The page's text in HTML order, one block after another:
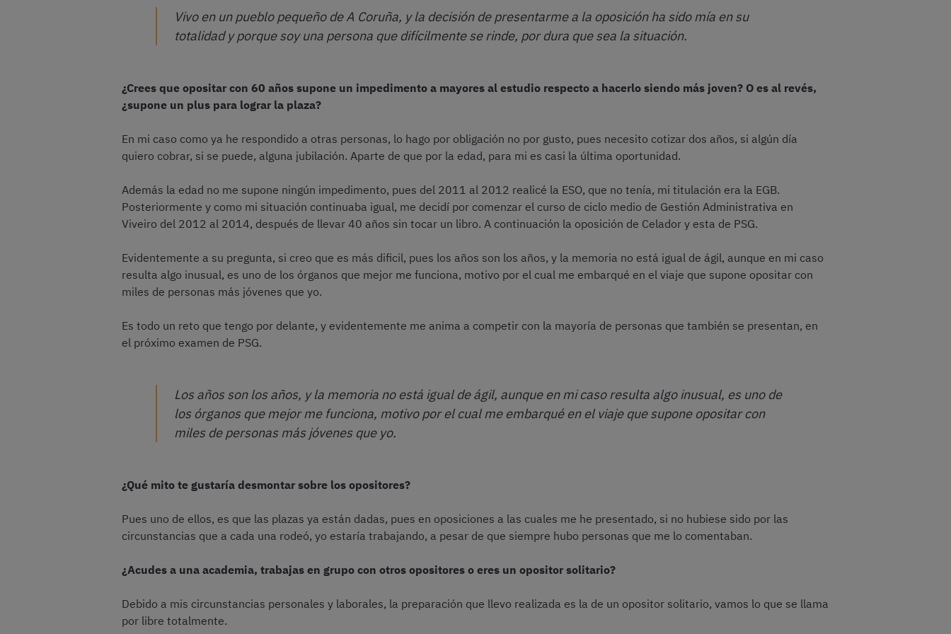
Vivo en un pueblo pequeño de A Coruña, y la decisión de presentarme a la oposición ha sido mía en su
totalidad y porque soy una persona que difícilmente se rinde, por dura que sea la situación.
¿Crees que opositar con 60 años supone un impedimento a mayores al estudio respecto a hacerlo siendo más joven? O es al revés,
¿supone un plus para lograr la plaza?
En mi caso como ya he respondido a otras personas, lo hago por obligación no por gusto, pues necesito cotizar dos años, si algún día
quiero cobrar, si se puede, alguna jubilación. Aparte de que por la edad, para mi es casi la última oportunidad.
Además la edad no me supone ningún impedimento, pues del 2011 al 2012 realicé la ESO, que no tenía, mi titulación era la EGB.
Posteriormente y como mi situación continuaba igual, me decidí por comenzar el curso de ciclo medio de Gestión Administrativa en
Viveiro del 2012 al 2014, después de llevar 40 años sin tocar un libro. A continuación la oposición de Celador y esta de PSG.
Evidentemente a su pregunta, si creo que es más dificil, pues los años son los años, y la memoria no está igual de ágil, aunque en mi caso
resulta algo inusual, es uno de los órganos que mejor me funciona, motivo por el cual me embarqué en el viaje que supone opositar con
miles de personas más jóvenes que yo.
Es todo un reto que tengo por delante, y evidentemente me anima a competir con la mayoría de personas que también se presentan, en
el próximo examen de PSG.
Los años son los años, y la memoria no está igual de ágil, aunque en mi caso resulta algo inusual, es uno de
los órganos que mejor me funciona, motivo por el cual me embarqué en el viaje que supone opositar con
miles de personas más jóvenes que yo.
¿Qué mito te gustaría desmontar sobre los opositores?
Pues uno de ellos, es que las plazas ya están dadas, pues en oposiciones a las cuales me he presentado, si no hubiese sido por las
circunstancias que a cada una rodeó, yo estaría trabajando, a pesar de que siempre hubo personas que me lo comentaban.
¿Acudes a una academia, trabajas en grupo con otros opositores o eres un opositor solitario?
Debido a mis circunstancias personales y laborales, la preparación que llevo realizada es la de un opositor solitario, vamos lo que se llama
por libre totalmente.